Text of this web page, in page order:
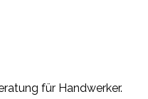
für Handwerker.